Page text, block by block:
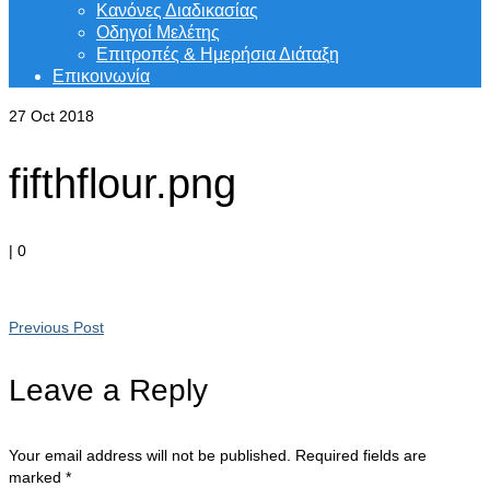
Κανόνες Διαδικασίας
Οδηγοί Μελέτης
Επιτροπές & Ημερήσια Διάταξη
Επικοινωνία
27 Oct 2018
fifthflour.png
| 0
Previous Post
Leave a Reply
Your email address will not be published.
Required fields are
marked *